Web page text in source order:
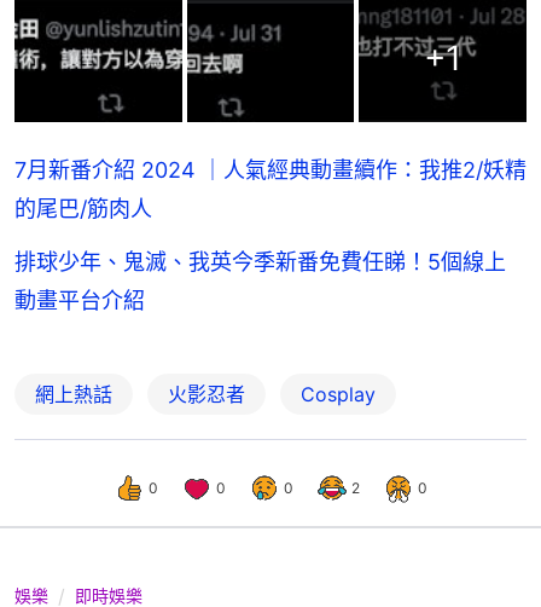
+1
7月新番介紹 2024 ｜人氣經典動畫續作：我推2/妖精
的尾巴/筋肉人
排球少年、鬼滅、我英今季新番免費任睇！5個線上
動畫平台介紹
網上熱話 火影忍者 Cosplay
0 0 0 2 0
娛樂 即時娛樂